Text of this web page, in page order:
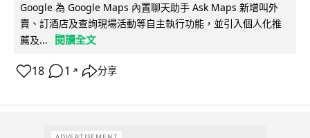
Google 為 Google Maps 內置聊天助手 Ask Maps 新增叫外
賣、訂酒店及查詢現場活動等自主執行功能，並引入個人化推
薦及...
閱讀全文
18 1 ↗ 分享